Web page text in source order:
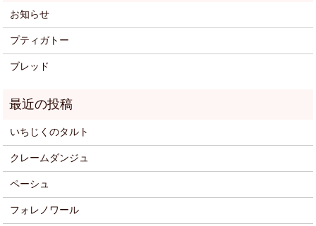
お知らせ
プティガトー
ブレッド
いちじくのタルト
クレームダンジュ
ペーシュ
フォレノワール